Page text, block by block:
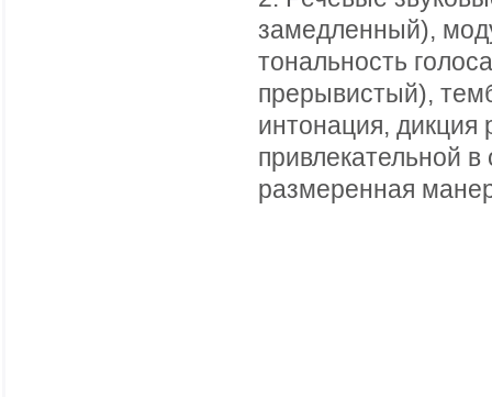
замедленный),
тональность
прерывистый),
интонация,
привлекательной
размеренная